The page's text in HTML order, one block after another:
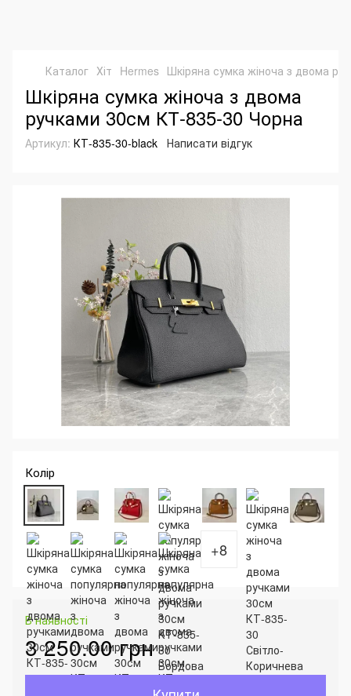
Каталог Хіт Hermes Шкіряна сумка жіноча з двома
Шкіряна сумка жіноча з двома
ручками 30см КТ-835-30 Чорна
Артикул: КТ-835-30-black Написати відгук
Колір
+8
В наявності
3 250.00 грн